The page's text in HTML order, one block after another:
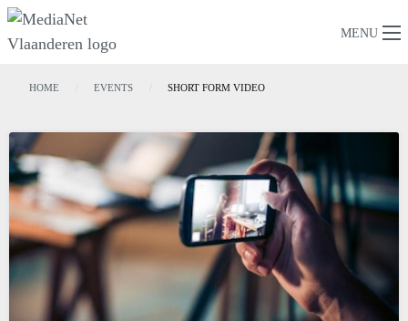
MENU
HOME EVENTS SHORT FORM VIDEO